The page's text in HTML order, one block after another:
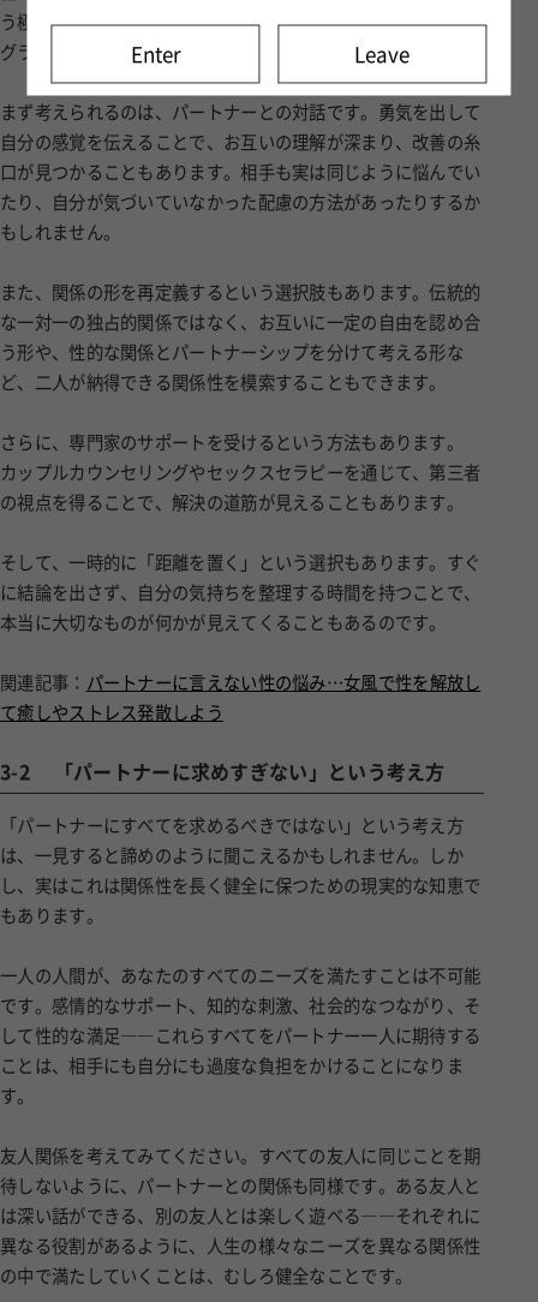
う極端な二択で考える必要はありません。その間には、様々な
グラデーションが存在します。
まず考えられるのは、パートナーとの対話です。勇気を出して
自分の感覚を伝えることで、お互いの理解が深まり、改善の糸
口が見つかることもあります。相手も実は同じように悩んでい
たり、自分が気づいていなかった配慮の方法があったりするか
もしれません。
また、関係の形を再定義するという選択肢もあります。伝統的
な一対一の独占的関係ではなく、お互いに一定の自由を認め合
う形や、性的な関係とパートナーシップを分けて考える形な
ど、二人が納得できる関係性を模索することもできます。
さらに、専門家のサポートを受けるという方法もあります。
カップルカウンセリングやセックスセラピーを通じて、第三者
の視点を得ることで、解決の道筋が見えることもあります。
そして、一時的に「距離を置く」という選択もあります。すぐ
に結論を出さず、自分の気持ちを整理する時間を持つことで、
本当に大切なものが何かが見えてくることもあるのです。
関連記事： パートナーに言えない性の悩み…女風で性を解放し
て癒しやストレス発散しよう
3-2 「パートナーに求めすぎない」という考え方
「パートナーにすべてを求めるべきではない」という考え方
は、一見すると諦めのように聞こえるかもしれません。しか
し、実はこれは関係性を長く健全に保つための現実的な知恵で
もあります。
一人の人間が、あなたのすべてのニーズを満たすことは不可能
です。感情的なサポート、知的な刺激、社会的なつながり、そ
して性的な満足――これらすべてをパートナー一人に期待する
ことは、相手にも自分にも過度な負担をかけることになりま
す。
友人関係を考えてみてください。すべての友人に同じことを期
待しないように、パートナーとの関係も同様です。ある友人と
は深い話ができる、別の友人とは楽しく遊べる――それぞれに
異なる役割があるように、人生の様々なニーズを異なる関係性
の中で満たしていくことは、むしろ健全なことです。
Enter Leave